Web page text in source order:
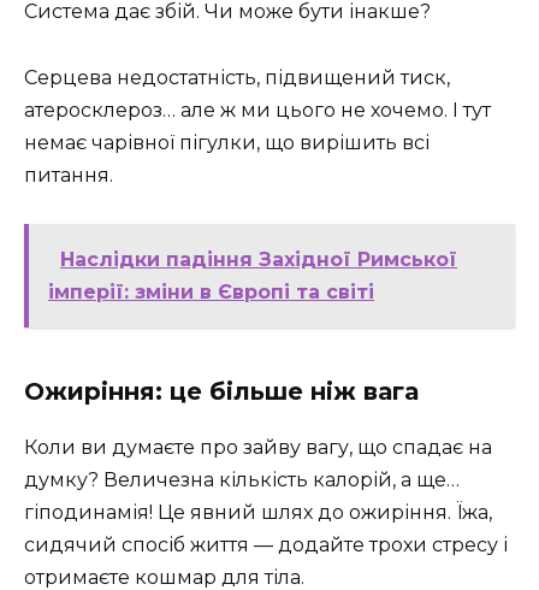
Система дає збій. Чи може бути інакше?
Серцева недостатність, підвищений тиск,
атеросклероз… але ж ми цього не хочемо. І тут
немає чарівної пігулки, що вирішить всі
питання.
Наслідки падіння Західної Римської
імперії: зміни в Європі та світі
Ожиріння: це більше ніж вага
Коли ви думаєте про зайву вагу, що спадає на
думку? Величезна кількість калорій, а ще…
гіподинамія! Це явний шлях до ожиріння. Їжа,
сидячий спосіб життя — додайте трохи стресу і
отримаєте кошмар для тіла.